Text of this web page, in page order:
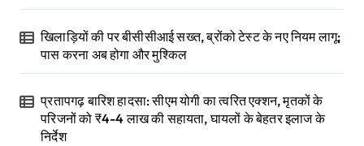
खिलाड़ियों की पर बीसीसीआई सख्त, ब्रोंको टेस्ट के नए नियम लागू;
पास करना अब होगा और मुश्किल
प्रतापगढ़ बारिश हादसा: सीएम योगी का त्वरित एक्शन, मृतकों के
परिजनों को ₹4-4 लाख की सहायता, घायलों के बेहतर इलाज के
निर्देश